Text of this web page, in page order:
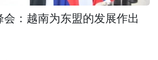
会：越南为东盟的发展作出